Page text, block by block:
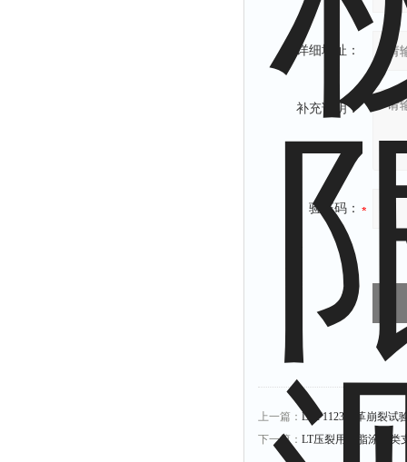
详细地址：
补充说明：
验证码：
上一篇： LT-F1123皮革崩裂试
下一篇： LT压裂用树脂涂覆类